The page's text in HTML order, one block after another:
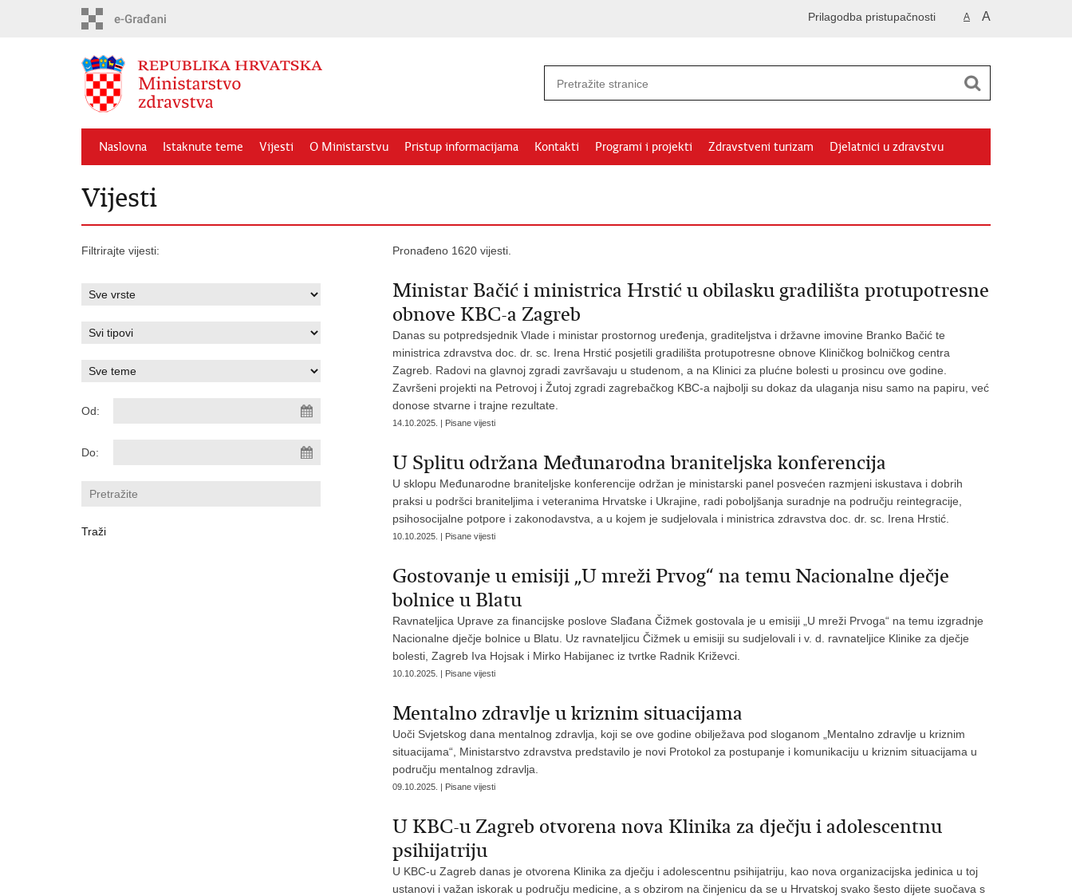
A A
Prilagodba pristupačnosti
Naslovna Istaknute teme Vijesti O Ministarstvu Pristup informacijama Kontakti Programi i projekti Zdravstveni turizam Djelatnici u zdravstvu
Vijesti
Filtrirajte vijesti:
Od:
Do:
Pronađeno 1620 vijesti.
Ministar Bačić i ministrica Hrstić u obilasku gradilišta protupotresne
obnove KBC-a Zagreb
Danas su potpredsjednik Vlade i ministar prostornog uređenja, graditeljstva i državne imovine Branko Bačić te
ministrica zdravstva doc. dr. sc. Irena Hrstić posjetili gradilišta protupotresne obnove Kliničkog bolničkog centra
Zagreb. Radovi na glavnoj zgradi završavaju u studenom, a na Klinici za plućne bolesti u prosincu ove godine.
Završeni projekti na Petrovoj i Žutoj zgradi zagrebačkog KBC-a najbolji su dokaz da ulaganja nisu samo na papiru, već
donose stvarne i trajne rezultate.
14.10.2025. | Pisane vijesti
U Splitu održana Međunarodna braniteljska konferencija
U sklopu Međunarodne braniteljske konferencije održan je ministarski panel posvećen razmjeni iskustava i dobrih
praksi u podršci braniteljima i veteranima Hrvatske i Ukrajine, radi poboljšanja suradnje na području reintegracije,
psihosocijalne potpore i zakonodavstva, a u kojem je sudjelovala i ministrica zdravstva doc. dr. sc. Irena Hrstić.
10.10.2025. | Pisane vijesti
Gostovanje u emisiji „U mreži Prvog“ na temu Nacionalne dječje
bolnice u Blatu
Ravnateljica Uprave za financijske poslove Slađana Čižmek gostovala je u emisiji „U mreži Prvoga“ na temu izgradnje
Nacionalne dječje bolnice u Blatu. Uz ravnateljicu Čižmek u emisiji su sudjelovali i v. d. ravnateljice Klinike za dječje
bolesti, Zagreb Iva Hojsak i Mirko Habijanec iz tvrtke Radnik Križevci.
10.10.2025. | Pisane vijesti
Mentalno zdravlje u kriznim situacijama
Uoči Svjetskog dana mentalnog zdravlja, koji se ove godine obilježava pod sloganom „Mentalno zdravlje u kriznim
situacijama“, Ministarstvo zdravstva predstavilo je novi Protokol za postupanje i komunikaciju u kriznim situacijama u
području mentalnog zdravlja.
09.10.2025. | Pisane vijesti
U KBC-u Zagreb otvorena nova Klinika za dječju i adolescentnu
psihijatriju
U KBC-u Zagreb danas je otvorena Klinika za dječju i adolescentnu psihijatriju, kao nova organizacijska jedinica u toj
ustanovi i važan iskorak u području medicine, a s obzirom na činjenicu da se u Hrvatskoj svako šesto dijete suočava s